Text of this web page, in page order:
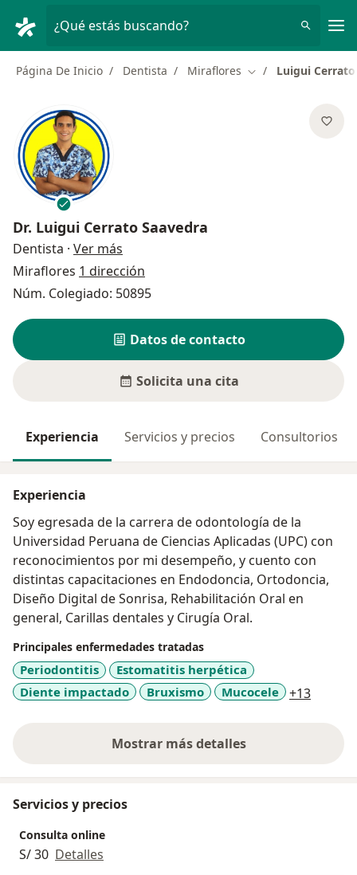
¿Qué estás buscando?
Página De Inicio Dentista Miraflores Cambiar de ciudad
Luigui
Dr. Luigui Cerrato Saavedra
Dentista · Ver más
Miraflores 1 dirección
Núm. Colegiado: 50895
Datos de contacto
Solicita una cita
Experiencia Servicios y precios Consultorios
Experiencia
Soy egresada de la carrera de odontología de la
Universidad Peruana de Ciencias Aplicadas (UPC) con
reconocimientos por mi desempeño, y cuento con
distintas capacitaciones en Endodoncia, Ortodoncia,
Diseño Digital de Sonrisa, Rehabilitación Oral en
general, Carillas dentales y Cirugía Oral.
Principales enfermedades tratadas
Periodontitis
Estomatitis herpética
Diente impactado
Bruxismo Mucocele +13
Mostrar más detalles
sobre la experiencia
Servicios y precios
Consulta online
S/ 30 Detalles